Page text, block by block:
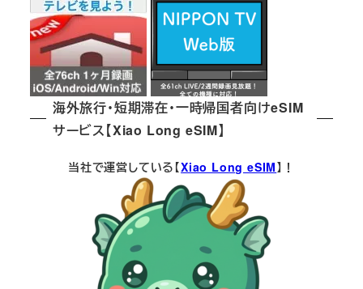
海外旅行・短期滞在・一時帰国者向けeSIM
サービス【Xiao Long eSIM】
当社で運営している【Xiao Long eSIM】！